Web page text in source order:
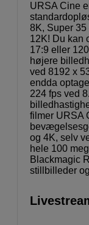
URSA Cine
8K, Super
12K! Du kan
17:9 eller
højere
ved 8192 x
endda
224 fps ved
filmer URSA
og 4K, selv
hele 100
Blackmagic
stillbilleder